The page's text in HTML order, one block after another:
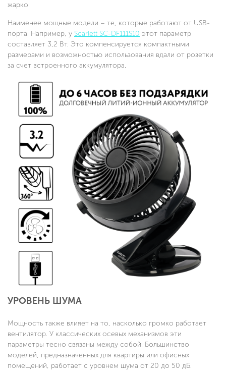
жарко.
Наименее мощные модели – те, которые работают от USB-
порта. Например, у Scarlett SC-DF111S10 этот параметр
составляет 3,2 Вт. Это компенсируется компактными
размерами и возможностью использования вдали от розетки
за счет встроенного аккумулятора.
УРОВЕНЬ ШУМА
Мощность также влияет на то, насколько громко работает
вентилятор. У классических осевых механизмов эти
параметры тесно связаны между собой. Большинство
моделей, предназначенных для квартиры или офисных
помещений, работает с уровнем шума от 20 до 50 дБ.